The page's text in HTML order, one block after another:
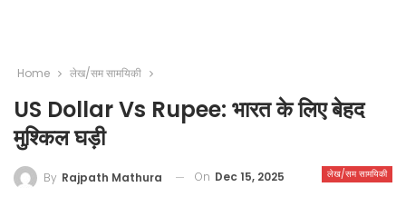
Home लेख/सम सामयिकी
US Dollar Vs Rupee: भारत के लिए बेहद
मुश्किल घड़ी
लेख/सम सामयिकी
By Rajpath Mathura On Dec 15, 2025